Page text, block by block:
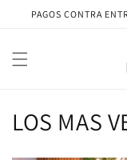
directamente
PAGOS CONTRA
LOS MAS